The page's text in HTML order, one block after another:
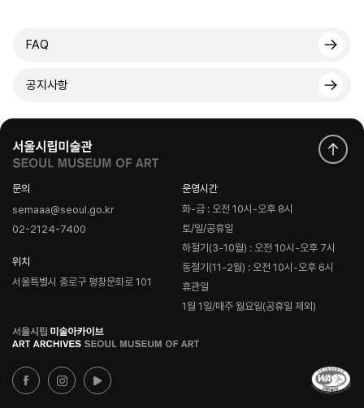
FAQ
공지사항
문의
semaaa@seoul.go.kr
02-2124-7400
위치
서울특별시 종로구 평창문화로 101
운영시간
화-금 : 오전 10시-오후 8시
토/일/공휴일
하절기(3-10월) : 오전 10시-오후 7시
동절기(11-2월) : 오전 10시-오후 6시
휴관일
1월 1일/매주 월요일(공휴일 제외)
로
고